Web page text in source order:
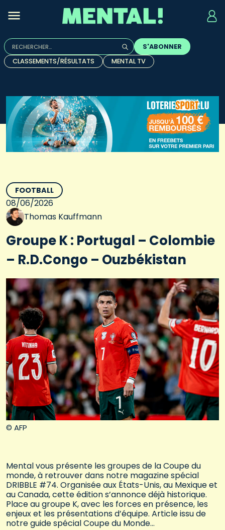
Rechercher :
Quand les résultats de l'auto-complétion sont
S'ABONNER
CLASSEMENTS/RÉSULTATS
MENTAL TV
© AFP
FOOTBALL
08/06/2026
Thomas Kauffmann
Groupe K : Portugal – Colombie
– R.D.Congo – Ouzbékistan
Mental vous présente les groupes de la Coupe du
monde, à retrouver dans notre magazine spécial
DRIBBLE #74. Organisée aux États-Unis, au Mexique et
au Canada, cette édition s’annonce déjà historique.
Place au groupe K, avec les forces en présence, les
enjeux et les présentations d’équipe. Article issu de
notre guide spécial Coupe du Monde…